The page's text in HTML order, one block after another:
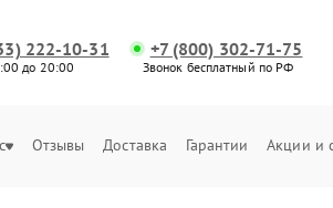
222-10-31
до 20:00
+7 (800) 302-71-75
Звонок бесплатный по РФ
Отзывы Доставка Гарантии Акции и